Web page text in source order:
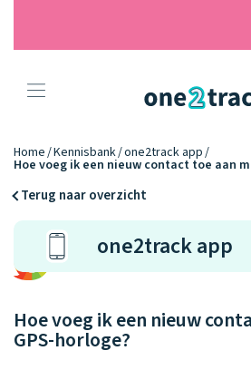
Producten
Onze gps
horloges
Connect
YOU
Connect
NEXT
Connect
UP
Horloges
Accessoires
Opladers
Ontdek alle
Hoe werkt
het?
Ontdek hoe
het werkt
Zo werken het
one2track-app
samen.
Blogs
Ons verhaal
Home Kennisbank one2track app
Hoe voeg ik een nieuw contact toe aan
Terug naar overzicht
one2track app
Hoe voeg ik een nieuw
GPS-horloge?